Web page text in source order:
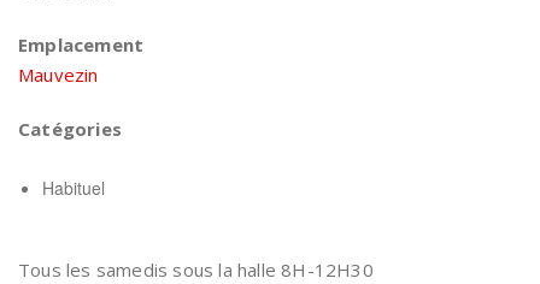
Emplacement
Mauvezin
Catégories
Habituel
Tous les samedis sous la halle 8H-12H30